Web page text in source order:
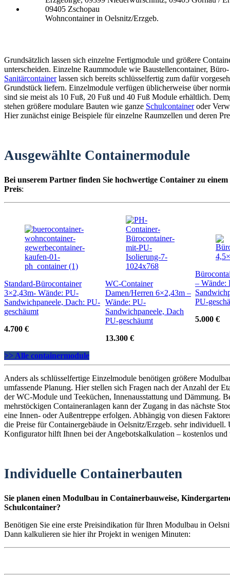
Wohncontainer in Oelsnitz/Erzgeb.
Grundsätzlich lassen sich einzelne Fertigmodule und größere
unterscheiden. Einzelne Raummodule wie Baustellencontainer,
Sanitärcontainerlassen sich bereits schlüsselfertig zum dafür
Grundstück liefern. Einzelmodule verfügen üblicherweise über
sind sie meist als 10 Fuß, 20 Fuß und 40 Fuß Module erhältlich.
stehen größere modulare Bauten wie ganze Schulcontaineroder
Hier zunächst einige Beispiele für einzelne Raumzellen und deren
Ausgewählte Containermodule
Bei unserem Partner finden Sie hochwertige Container zu einem
Preis:
Standard-Bürocontainer
3×2,43m- Wände: PU-
Sandwichpaneele, Dach: PU-
geschäumt
4.700 €
WC-Container
Damen/Herren 6×2,43m –
Wände: PU-
Sandwichpaneele, Dach
PU-geschäumt
13.300 €
– Wände:
PU-
5.000 €
>> Alle containermodule
Anders als schlüsselfertige Einzelmodule benötigen größere
umfassende Planung. Hier stellen sich Fragen nach der Anzahl der
der WC-Module und Teeküchen, Innenausstattung und Dämmung.
mehrstöckigen Containeranlagen kann der Zugang in das nächste
eine Innen- oder Außentreppe erfolgen. Abhängig von diesen
die Preise für Containergebäude in Oelsnitz/Erzgeb. sehr individuell.
Konfigurator hilft Ihnen bei der Angebotskalkulation – kostenlos
Individuelle Containerbauten
Sie planen einen Modulbau in Containerbauweise,
Schulcontainer?
Benötigen Sie eine erste Preisindikation für Ihren Modulbau in
Dann kalkulieren sie hier ihr Projekt in wenigen Minuten: